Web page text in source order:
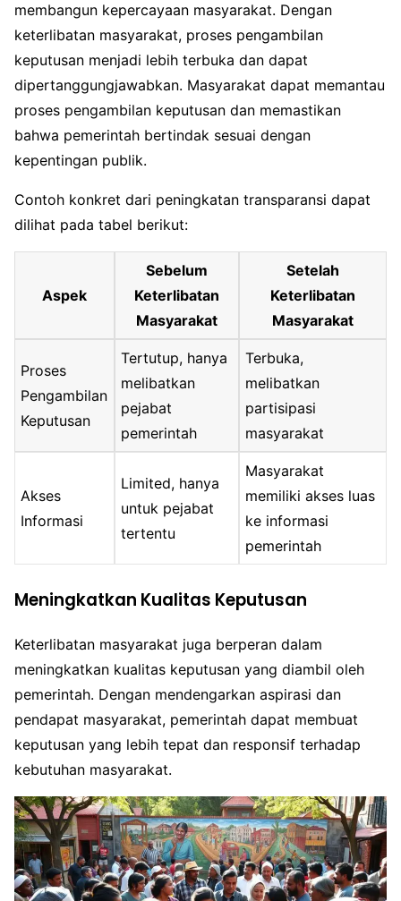
membangun kepercayaan masyarakat. Dengan
keterlibatan masyarakat, proses pengambilan
keputusan menjadi lebih terbuka dan dapat
dipertanggungjawabkan. Masyarakat dapat memantau
proses pengambilan keputusan dan memastikan
bahwa pemerintah bertindak sesuai dengan
kepentingan publik.
Contoh konkret dari peningkatan transparansi dapat
dilihat pada tabel berikut:
Aspek
Sebelum
Keterlibatan
Masyarakat
Setelah
Keterlibatan
Masyarakat
Proses
Pengambilan
Keputusan
Tertutup, hanya
melibatkan
pejabat
pemerintah
Terbuka,
melibatkan
partisipasi
masyarakat
Akses
Informasi
Limited, hanya
untuk pejabat
tertentu
Masyarakat
memiliki akses luas
ke informasi
pemerintah
Meningkatkan Kualitas Keputusan
Keterlibatan masyarakat juga berperan dalam
meningkatkan kualitas keputusan yang diambil oleh
pemerintah. Dengan mendengarkan aspirasi dan
pendapat masyarakat, pemerintah dapat membuat
keputusan yang lebih tepat dan responsif terhadap
kebutuhan masyarakat.